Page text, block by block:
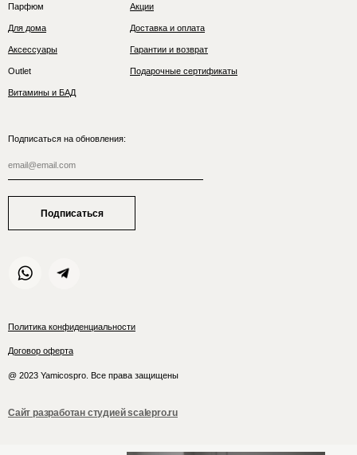
Политика конфиденциальности
Договор оферта
@ 2023 Yamicospro. Все права защищены
Парфюм
Для дома
Аксессуары
Сайт разработан студией scalepro.ru
Outlet
Витамины и БАД
Акции
Доставка и оплата
Гарантии и возврат
Подарочные сертификаты
Подписаться на обновления:
Подписаться